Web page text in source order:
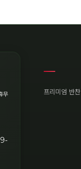
무
프리미엄 반찬